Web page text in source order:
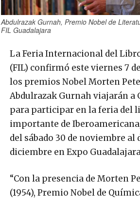
Abdulrazak Gurnah, Premio Nobel de
FIL Guadalajara
La Feria Internacional del
(FIL) confirmó este viernes 7
los premios Nobel Morten
Abdulrazak Gurnah viajarán a
para participar en la feria del
importante de
del sábado 30 de noviembre al
diciembre en Expo
“Con la presencia de Morten
(1954), Premio Nobel de